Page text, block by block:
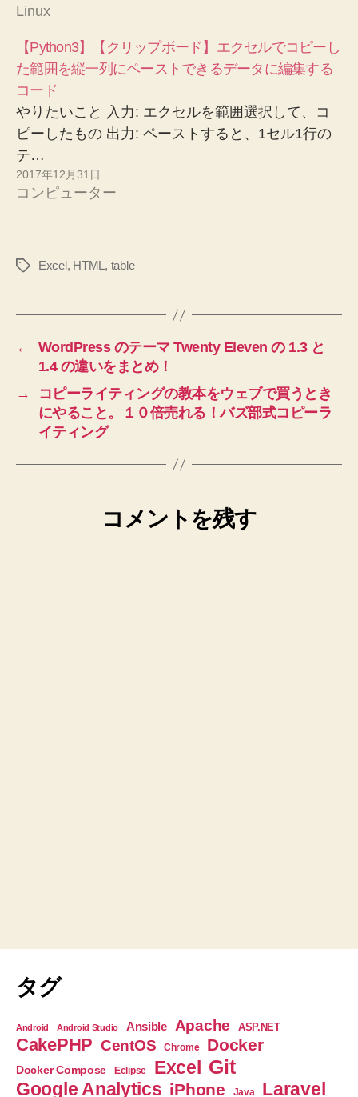
Linux
【Python3】【クリップボード】エクセルでコピーし
た範囲を縦一列にペーストできるデータに編集する
コード
やりたいこと 入力: エクセルを範囲選択して、コ
ピーしたもの 出力: ペーストすると、1セル1行の
テ…
2017年12月31日
コンピューター
タ
Excel, HTML , table
←
WordPress のテーマ Twenty Eleven の 1.3 と
1.4 の違いをまとめ！
→
コピーライティングの教本をウェブで買うとき
にやること。１０倍売れる！バズ部式コピーラ
イティング
コメントを残す
タグ
Android Android Studio Ansible Apache ASP.NET
CakePHP CentOS Chrome Docker
Docker Compose Eclipse Excel Git
Google Analytics iPhone Java Laravel